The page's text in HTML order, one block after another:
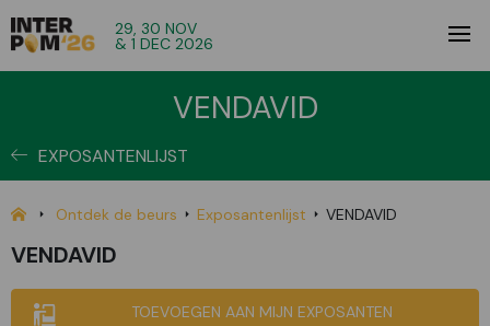
29, 30 NOV
& 1 DEC 2026
VENDAVID
EXPOSANTENLIJST
Ontdek de beurs Exposantenlijst VENDAVID
VENDAVID
TOEVOEGEN AAN MIJN EXPOSANTEN